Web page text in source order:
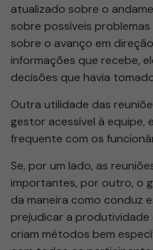
atualizado sobre o
sobre possíveis
sobre o avanço em
informações que recebe,
decisões que havia
Outra utilidade das
gestor acessível à
frequente com os
Se, por um lado, as
importantes, por outro, o
da maneira como conduz
prejudicar a produtividade
criam métodos bem